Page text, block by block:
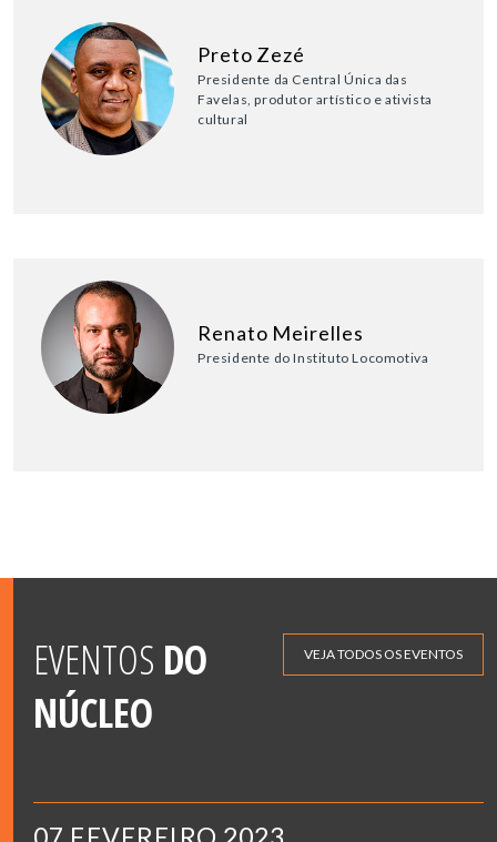
Preto Zezé
Presidente da Central Única das
Favelas, produtor artístico e ativista
cultural
Renato Meirelles
Presidente do Instituto Locomotiva
EVENTOS DO
NÚCLEO
VEJA TODOS OS EVENTOS